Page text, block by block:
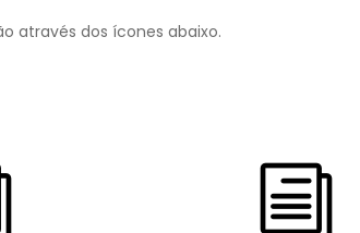
através dos ícones abaixo.